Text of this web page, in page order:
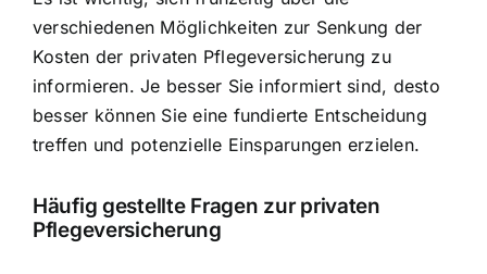
verschiedenen Möglichkeiten zur Senkung der
Kosten der privaten Pflegeversicherung zu
informieren. Je besser Sie informiert sind, desto
besser können Sie eine fundierte Entscheidung
treffen und potenzielle Einsparungen erzielen.
Häufig gestellte Fragen zur privaten
Pflegeversicherung